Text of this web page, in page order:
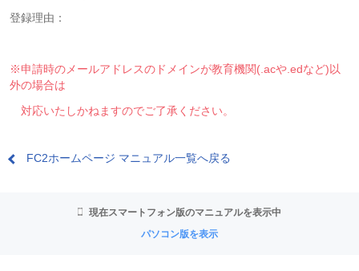
登録理由：
※申請時のメールアドレスのドメインが教育機関(.acや.edなど)以
外の場合は
対応いたしかねますのでご了承ください。
FC2ホームページ マニュアル一覧へ戻る
現在スマートフォン版のマニュアルを表示中
パソコン版を表示